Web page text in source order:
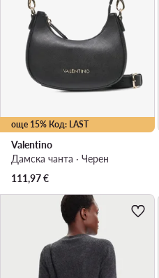
още 15% Код: LAST
Valentino
Дамска чанта · Черен
111,97€